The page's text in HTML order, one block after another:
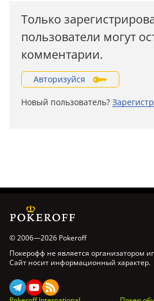
Только
пользователи могут
комментарии.
Авторизуйся
Новый пользователь?
© 2006—2026 Pokeroff
Покерофф не является организатором
Сайт носит информационный характер.